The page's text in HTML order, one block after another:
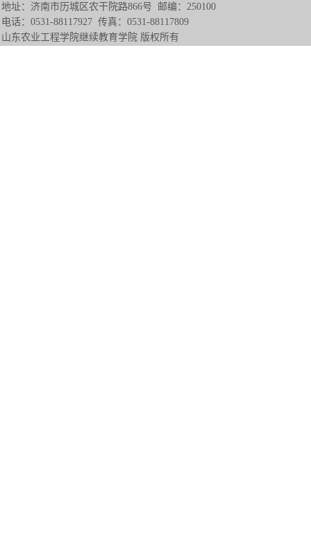
地址：济南市历城区农干院路866号 邮编：250100
电话：0531-88117927 传真：0531-88117809
山东农业工程学院继续教育学院 版权所有